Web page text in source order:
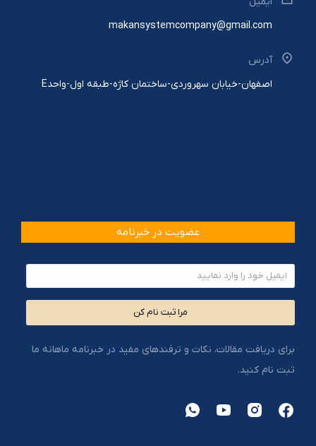
makansystemcompany@gmail.com
آدرس
اصفهان-خیابان سهروردی-ساختمان کاژه-طبقه اول-واحدE
عضویت در خبرنامه
مرا ثبت نام کن
برای دریافت مقالات، نکات و ترفندهای مفید در خبرنامه ماهانه ما
ثبت نام کنید.